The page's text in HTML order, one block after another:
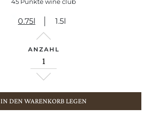
0.75l 1.5l
ANZAHL
IN DEN WARENKORB LEGEN